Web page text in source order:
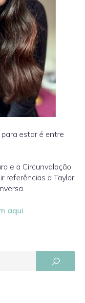
estar é entre
e a Circunvalação.
referências a Taylor
aqui.